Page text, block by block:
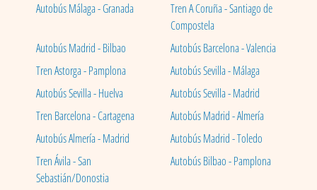
Autobús Málaga - Granada
Tren A Coruña - Santiago de
Compostela
Autobús Madrid - Bilbao
Autobús Barcelona - Valencia
Tren Astorga - Pamplona
Autobús Sevilla - Málaga
Autobús Sevilla - Huelva
Autobús Sevilla - Madrid
Tren Barcelona - Cartagena
Autobús Madrid - Almería
Autobús Almería - Madrid
Autobús Madrid - Toledo
Tren Ávila - San
Sebastián/Donostia
Autobús Bilbao - Pamplona